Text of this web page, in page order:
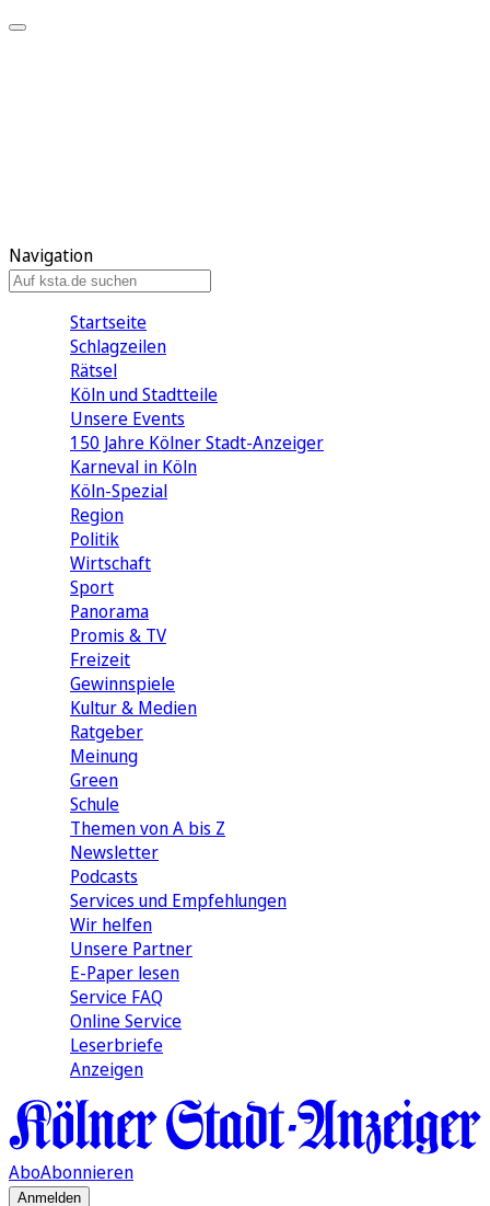
Navigation
Startseite
Schlagzeilen
Rätsel
Köln und Stadtteile
Unsere Events
150 Jahre Kölner Stadt-Anzeiger
Karneval in Köln
Köln-Spezial
Region
Politik
Wirtschaft
Sport
Panorama
Promis & TV
Freizeit
Gewinnspiele
Kultur & Medien
Ratgeber
Meinung
Green
Schule
Themen von A bis Z
Newsletter
Podcasts
Services und Empfehlungen
Wir helfen
Unsere Partner
E-Paper lesen
Service FAQ
Online Service
Leserbriefe
Anzeigen
AboAbonnieren
Anmelden